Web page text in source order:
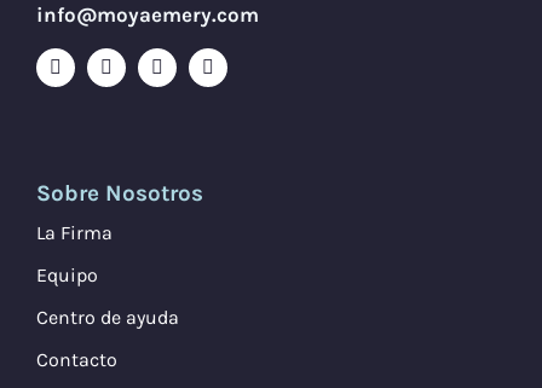
info@moyaemery.com
Sobre Nosotros
La Firma
Equipo
Centro de ayuda
Contacto